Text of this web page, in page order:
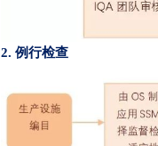
2. 例行检查